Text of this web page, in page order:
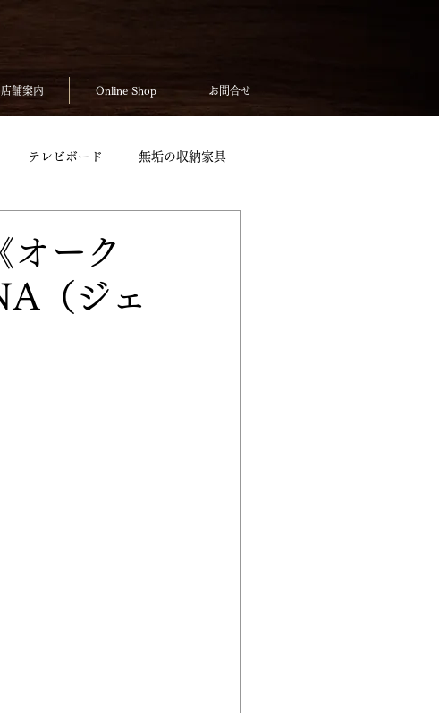
店舗案内 Online Shop お問合せ
テレビボード 無垢の収納家具
ャッベpickup お客様の声
オーク
（ジェ